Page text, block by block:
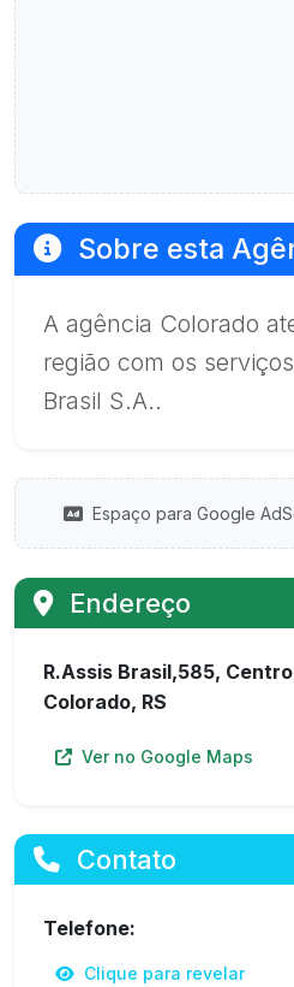
Sobre esta
A agência Colorado
região com os
Brasil S.A..
Espaço para Google
Endereço
R.Assis Brasil,585,
Colorado, RS
Ver no Google Maps
Contato
Telefone:
Clique para revelar